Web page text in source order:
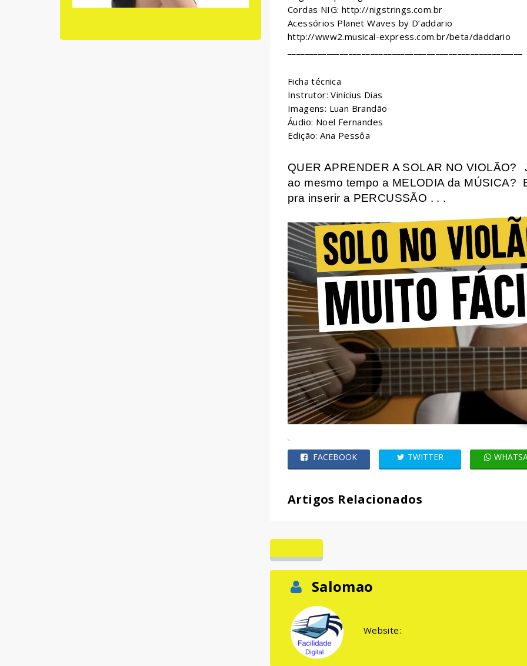
Cordas NIG: http://nigstrings.com.br
Acessórios Planet Waves by D’addario
http://www2.musical-express.com.br/beta/daddario
Ficha técnica
Instrutor: Vinícius Dias
Imagens: Luan Brandão
Áudio: Noel Fernandes
Edição: Ana Pessôa
QUER APRENDER A SOLAR NO VIOLÃO?
ao mesmo tempo a MELODIA da MÚSICA?
pra inserir a PERCUSSÃO . . .
FACEBOOK TWITTER
Artigos Relacionados
Salomao
Website: